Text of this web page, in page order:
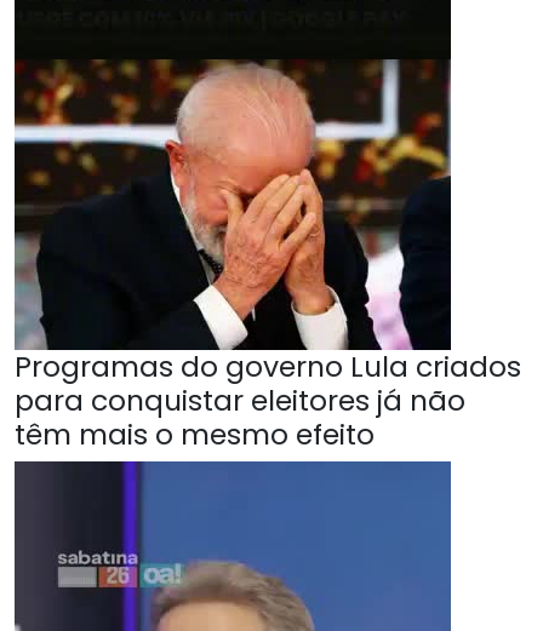
Programas do governo Lula criados
para conquistar eleitores já não
têm mais o mesmo efeito